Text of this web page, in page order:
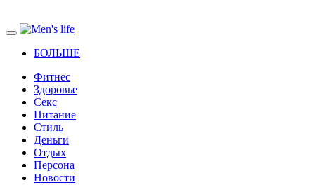
БОЛЬШЕ
Фитнес
Здоровье
Секс
Питание
Стиль
Деньги
Отдых
Персона
Новости